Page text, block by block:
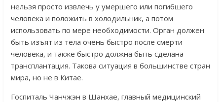
нельзя просто извлечь у умершего или погибшего
человека и положить в холодильник, а потом
использовать по мере необходимости. Орган должен
быть изъят из тела очень быстро после смерти
человека, и также быстро должна быть сделана
трансплантация. Такова ситуация в большинстве стран
мира, но не в Китае.
Госпиталь Чанчжэн в Шанхае, главный медицинский